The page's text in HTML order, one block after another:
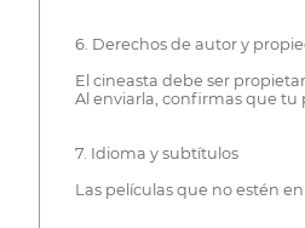
6. Derechos de autor y
El cineasta debe ser
Al enviarla, confirmas que
7. Idioma y subtítulos
Las películas que no estén